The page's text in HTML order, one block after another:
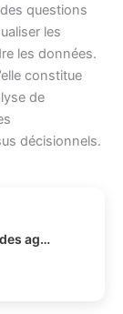
questions
les
les données.
constitue
de
décisionnels.
Comment gérer l’identité des agents IA en production IAM ?